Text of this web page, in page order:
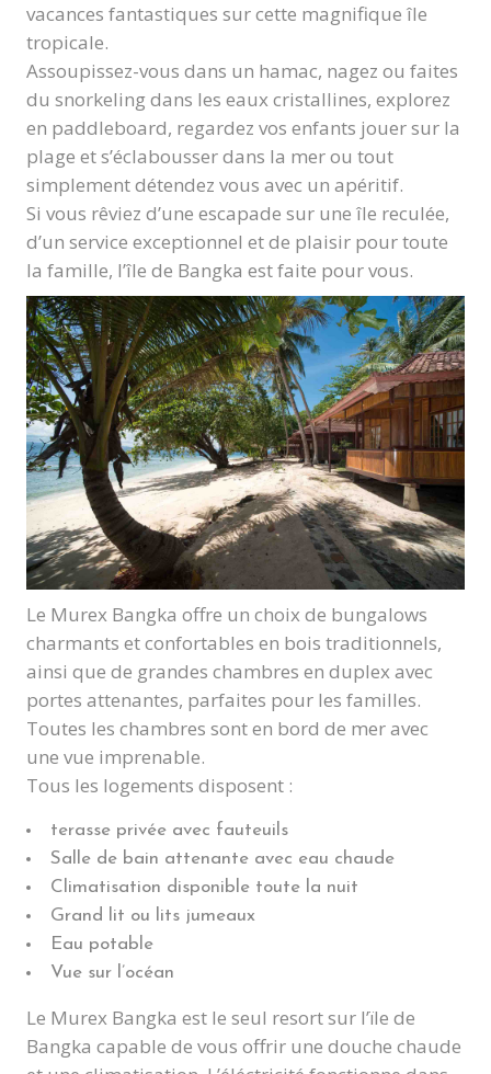
vacances fantastiques sur cette magnifique île
tropicale.
Assoupissez-vous dans un hamac, nagez ou faites
du snorkeling dans les eaux cristallines, explorez
en paddleboard, regardez vos enfants jouer sur la
plage et s’éclabousser dans la mer ou tout
simplement détendez vous avec un apéritif.
Si vous rêviez d’une escapade sur une île reculée,
d’un service exceptionnel et de plaisir pour toute
la famille, l’île de Bangka est faite pour vous.
Le Murex Bangka offre un choix de bungalows
charmants et confortables en bois traditionnels,
ainsi que de grandes chambres en duplex avec
portes attenantes, parfaites pour les familles.
Toutes les chambres sont en bord de mer avec
une vue imprenable.
Tous les logements disposent :
terasse privée avec fauteuils
Salle de bain attenante avec eau chaude
Climatisation disponible toute la nuit
Grand lit ou lits jumeaux
Eau potable
Vue sur l’océan
Le Murex Bangka est le seul resort sur l’ïle de
Bangka capable de vous offrir une douche chaude